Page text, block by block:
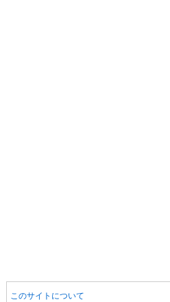
このサイトについて